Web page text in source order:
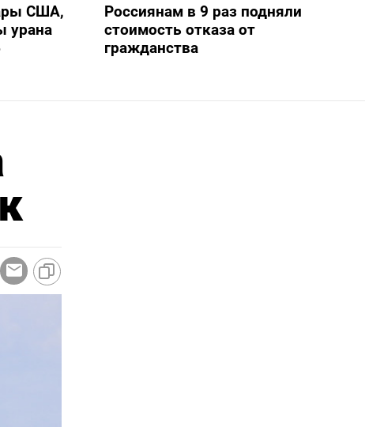
США,
урана
Россиянам в 9 раз подняли
стоимость отказа от
гражданства